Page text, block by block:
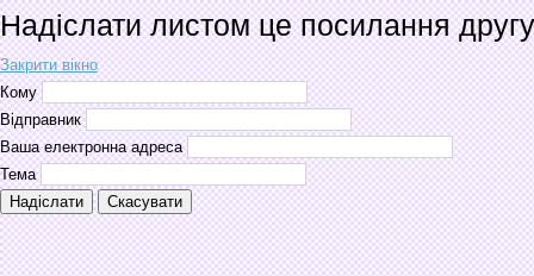
Надіслати листом це посилання другу
Закрити вікно
Кому
Відправник
Ваша електронна адреса
Тема
Надіслати
Скасувати